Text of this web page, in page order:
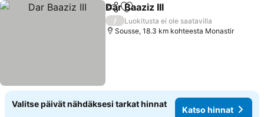
Jaa Lisää suosikkeihin
Dar Baaziz III
/
Luokitusta ei ole saatavilla
Sousse, 18.3 km kohteesta Monastir
Valitse päivät nähdäksesi tarkat hinnat
Katso hinnat